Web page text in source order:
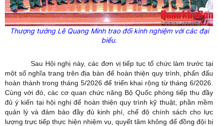
Thượng tướng Lê Quang Minh trao đổi kinh nghiệm với các đại
biểu.
Sau Hội nghị này, các đơn vị tiếp tục tổ chức làm trước tại
một số nghĩa trang trên địa bàn để hoàn thiện quy trình, phấn đấu
hoàn thành trong tháng 5/2026 để triển khai rộng từ tháng 6/2026.
Cùng với đó, các cơ quan chức năng Bộ Quốc phòng tiếp thu đầy
đủ ý kiến tại hội nghị để hoàn thiện quy trình kỹ thuật, phần mềm
quản lý và đảm bảo đầy đủ kinh phí, chế độ chính sách cho lực
lượng trực tiếp thực hiện nhiệm vụ, quyết tâm không để đồng đội bị